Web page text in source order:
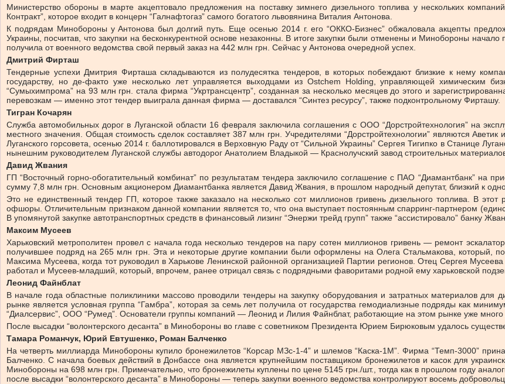
Министерство обороны в марте акцептовало предложения на поставку зимнего дизельного топлива у нескольких
Контракт”, которое входит в концерн “Галнафтогаз” самого богатого львовянина Виталия Антонова.
К подрядам Минобороны у Антонова был долгий путь. Еще осенью 2014 г. его “ОККО-Бизнес” обжаловала акцепты
Украины, посчитав, что закупки на бесконкурентной основе незаконны. В итоге закупки были отменены и Минобороны
получила от военного ведомства свой первый заказ на 442 млн грн. Сейчас у Антонова очередной успех.
Дмитрий Фирташ
Тендерные успехи Дмитрия Фирташа складываются из полудесятка тендеров, в которых побеждают близкие к нему
государству, но де-факто уже несколько лет управляется выходцами из Ostchem Holding, управляющей химическим
“Сумыхимпрома” на 93 млн грн. стала фирма “Укртрансцентр”, созданная за несколько месяцев до этого и
перевозкам — именно этот тендер выиграла данная фирма — доставался “Синтез ресурсу”, также подконтрольному Фирташу.
Тигран Кочарян
Служба автомобильных дорог в Луганской области 16 февраля заключила соглашения с ООО “Дорстройтехнология” на
местного значения. Общая стоимость сделок составляет 387 млн грн. Учредителями “Дорстройтехнологии” являются
Луганского горсовета, осенью 2014 г. баллотировался в Верховную Раду от “Сильной Украины” Сергея Тигипко в Станице
нынешним руководителем Луганской службы автодорог Анатолием Владыкой — Краснолучский завод строительных
Давид Жвания
ГП “Восточный горно-обогатительный комбинат” по результатам тендера заключило соглашение с ПАО “Диамантбанк” на
сумму 7,8 млн грн. Основным акционером Диамантбанка является Давид Жвания, в прошлом народный депутат, близкий к
Это не единственный тендер ГП, которое также заказало на несколько сот миллионов гривень дизельного топлива. В
офшоры. Отличительным признаком данной компании является то, что она выступает постоянным спарринг-партнером
В упомянутой закупке автотранспортных средств в финансовый лизинг “Энержи трейд групп” также “ассистировало” банку
Максим Мусеев
Харьковский метрополитен провел с начала года несколько тендеров на пару сотен миллионов гривень — ремонт
получившее подряд на 265 млн грн. Эта и некоторые другие компании были оформлены на Олега Стальмакова, который,
Максима Мусеева, когда тот руководил в Харькове Ленинской районной организацией Партии регионов. Отец Сергея
работал и Мусеев-младший, который, впрочем, ранее отрицал связь с подрядными фаворитами родной ему харьковской
Леонид Файнблат
В начале года областные поликлиники массово проводили тендеры на закупку оборудования и затратных материалов
рынке является условная группа “Гамбра”, которая за семь лет получила от государства гемодиализные подряды как
“Диалсервис”, ООО “Румед”. Основатели группы компаний — Леонид и Лилия Файнблат, работающие на этом рынке уже много
После высадки “волонтерского десанта” в Минобороны во главе с советником Президента Юрием Бирюковым удалось
Тамара Романчук, Юрий Евтушенко, Роман Балченко
На четверть миллиарда Минобороны купило бронежилетов “Корсар МЗс-1-4” и шлемов “Каска-1М”. Фирма “Темп-3000”
Балченко. С начала боевых действий в Донбассе она является крупнейшим поставщиком бронежилетов и касок для
Минобороны на 698 млн грн. Примечательно, что бронежилеты куплены по цене 5145 грн./шт., тогда как в прошлом году
после высадки “волонтерского десанта” в Минобороны — теперь закупки военного ведомства контролируют восемь